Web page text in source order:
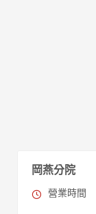
岡燕分院
營業時間